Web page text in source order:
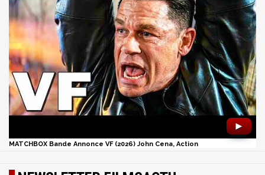
►
MATCHBOX Bande Annonce VF (2026) John Cena, Action